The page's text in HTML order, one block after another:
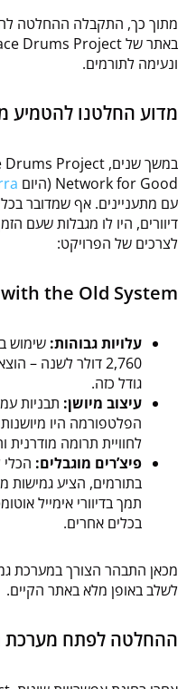
מתוך כך, התקבלה ההחלטה
ונעימה לתורמים.
מדוע החלטנו להטמיע
Network for Good (היום
עם מתעניינים. אף שמדובר
דיוורים, היו לו מגבלות שעם
לצרכים של הפרויקט:
the Old System:
עלויות גבוהות:
2,760 דולר לשנה
גודל כזה.
עיצוב מיושן: תבניות
הפלטפורמה היו
לחוויית תרומה מודרנית
פיצ’רים מוגבלים:
בתורמים, הציע גמישות
תמך בדיוורי אימייל
בכלים אחרים.
מכאן התבהר הצורך במערכת
לשלב באופן מלא באתר הקיים.
ההחלטה לפתח מערכת